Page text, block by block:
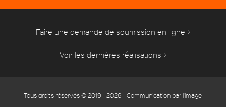
Faire une demande de soumission en ligne >
Voir les dernières réalisations >
Tous droits réservés © 2019 - 2026 - Communication par l'image